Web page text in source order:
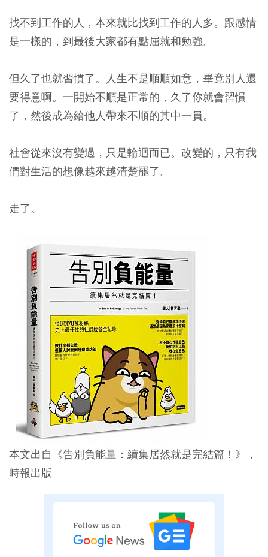
找不到工作的人，本來就比找到工作的人多。跟感情
是一樣的，到最後大家都有點屈就和勉強。
但久了也就習慣了。人生不是順順如意，畢竟別人還
要得意啊。一開始不順是正常的，久了你就會習慣
了，然後成為給他人帶來不順的其中一員。
社會從來沒有變過，只是輪迴而已。改變的，只有我
們對生活的想像越來越清楚罷了。
走了。
本文出自《告別負能量：續集居然就是完結篇！》，
時報出版